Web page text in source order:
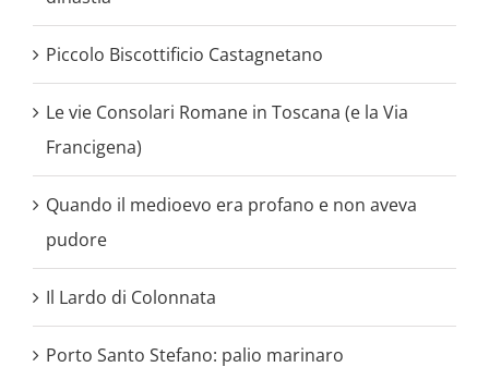
Piccolo Biscottificio Castagnetano
Le vie Consolari Romane in Toscana (e la Via
Francigena)
Quando il medioevo era profano e non aveva
pudore
Il Lardo di Colonnata
Porto Santo Stefano: palio marinaro